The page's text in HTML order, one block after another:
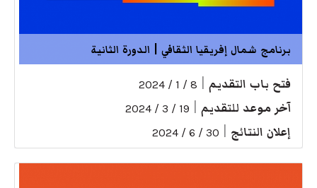
برنامج شمال إفريقيا الثقافي | الدورة الثانية
فتح باب التقديم 8 / 1 / 2024
آخر موعد للتقديم 19 / 3 / 2024
إعلان النتائج 30 / 6 / 2024